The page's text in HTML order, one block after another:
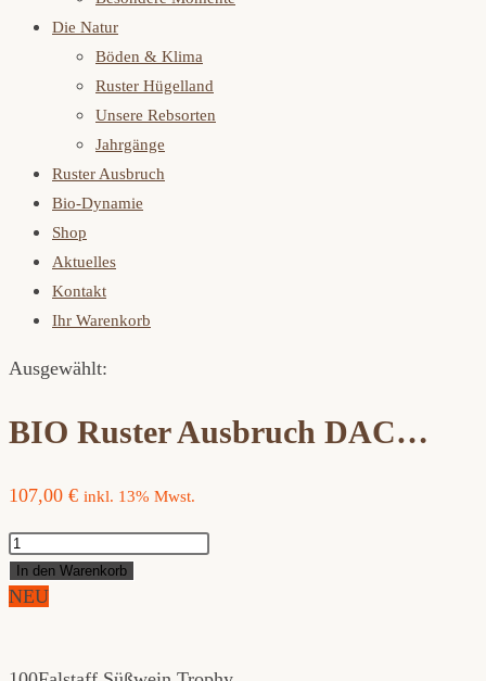
Die Natur
Böden & Klima
Ruster Hügelland
Unsere Rebsorten
Jahrgänge
Ruster Ausbruch
Bio-Dynamie
Shop
Aktuelles
Kontakt
Ihr Warenkorb
Ausgewählt:
BIO Ruster Ausbruch DAC…
107,00 € inkl. 13% Mwst.
BIO
Ruster
Ausbruch
Ried
In den Warenkorb
NEU